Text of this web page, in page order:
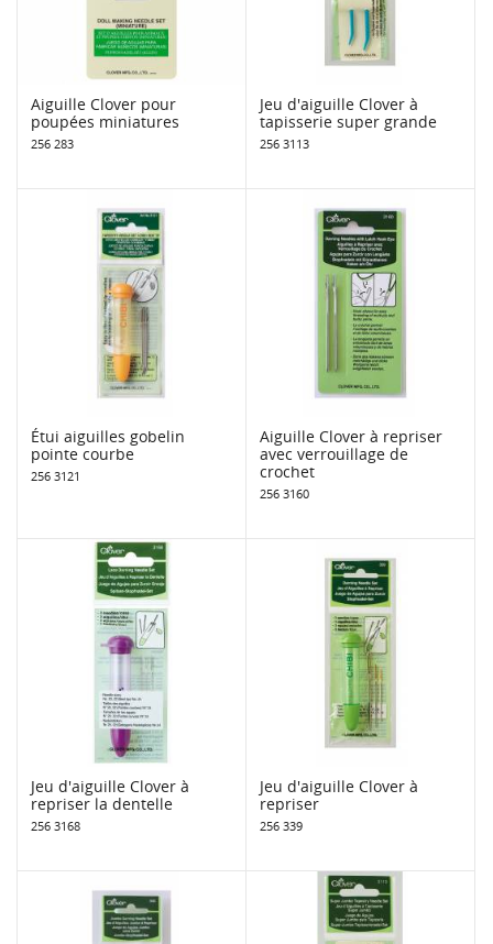
Aiguille Clover pour
poupées miniatures
256 283
Jeu d'aiguille Clover à
tapisserie super grande
256 3113
Étui aiguilles gobelin
pointe courbe
256 3121
Aiguille Clover à repriser
avec verrouillage de
crochet
256 3160
Jeu d'aiguille Clover à
repriser la dentelle
256 3168
Jeu d'aiguille Clover à
repriser
256 339